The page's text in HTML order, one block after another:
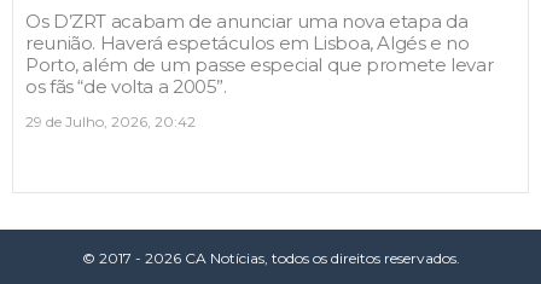
Os D’ZRT acabam de anunciar uma nova etapa da
reunião. Haverá espetáculos em Lisboa, Algés e no
Porto, além de um passe especial que promete levar
os fãs “de volta a 2005”.
29 de Julho, 2026, 20:42
© 2017 - 2026 CA Notícias, todos os direitos reservados.